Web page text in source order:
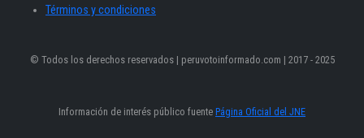
Términos y condiciones
© Todos los derechos reservados | peruvotoinformado.com | 2017 - 2025
Información de interés público fuente Página Oficial del JNE